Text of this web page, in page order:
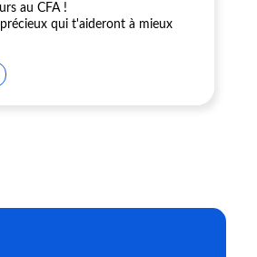
au CFA !
qui t'aideront à mieux